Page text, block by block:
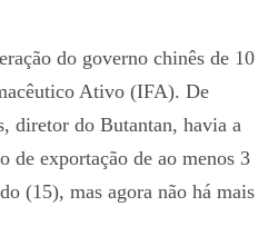
do governo chinês de 10
Ativo (IFA). De
diretor do Butantan, havia a
de exportação de ao menos 3
(15), mas agora não há mais